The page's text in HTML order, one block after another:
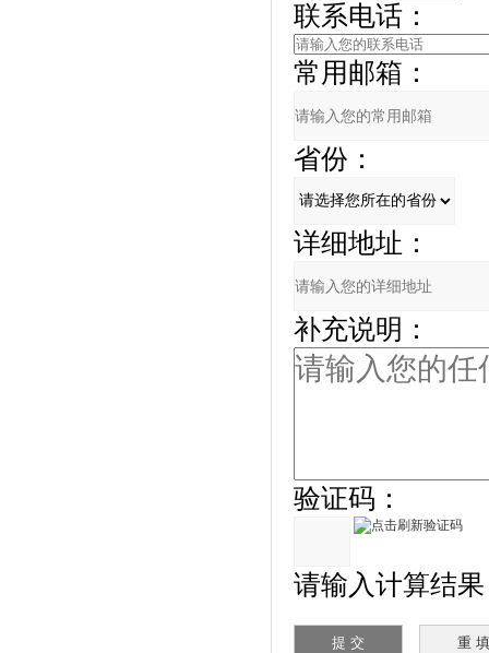
联系电话：
常用邮箱：
省份：
详细地址：
补充说明：
验证码：
请输入计算结果（